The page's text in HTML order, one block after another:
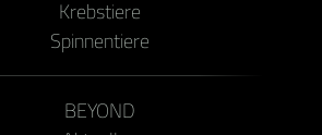
Krebstiere
Spinnentiere
BEYOND